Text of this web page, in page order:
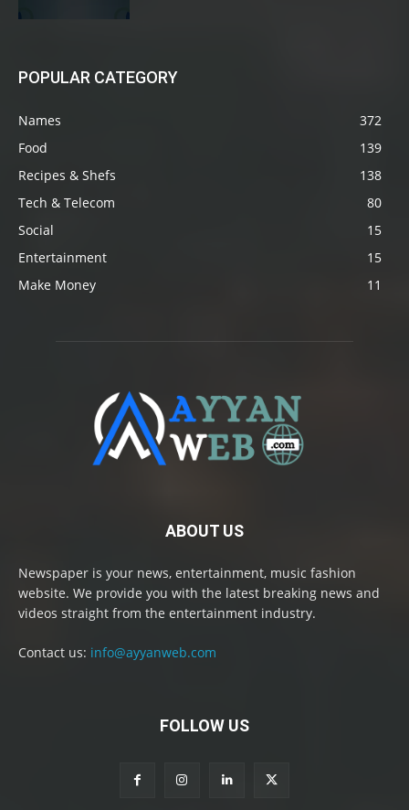
POPULAR CATEGORY
Names
372
Food
139
Recipes & Shefs
138
Tech & Telecom
80
Social
15
Entertainment
15
Make Money
11
ABOUT US
Newspaper is your news, entertainment, music fashion
website. We provide you with the latest breaking news and
videos straight from the entertainment industry.
Contact us: info@ayyanweb.com
FOLLOW US